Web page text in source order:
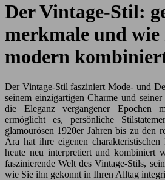
Der Vintage-Stil:
merkmale und
modern
Der Vintage-Stil fasziniert Mode- und
seinem einzigartigen Charme und
die Eleganz vergangener Epochen
ermöglicht es, persönliche
glamourösen 1920er Jahren bis zu den
Ära hat ihre eigenen charakteristischen
heute neu interpretiert und kombiniert
faszinierende Welt des Vintage-Stils,
wie Sie ihn gekonnt in Ihren Alltag